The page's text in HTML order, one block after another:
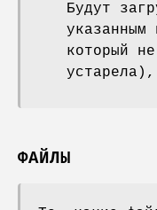
Будут
который
ФАЙЛЫ